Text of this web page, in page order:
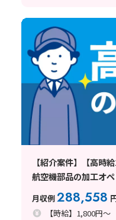
【紹介案件】【高時
航空機部品の加工オ
み｜3交替勤務｜即日
月収例288,558
【時給】1,800円～